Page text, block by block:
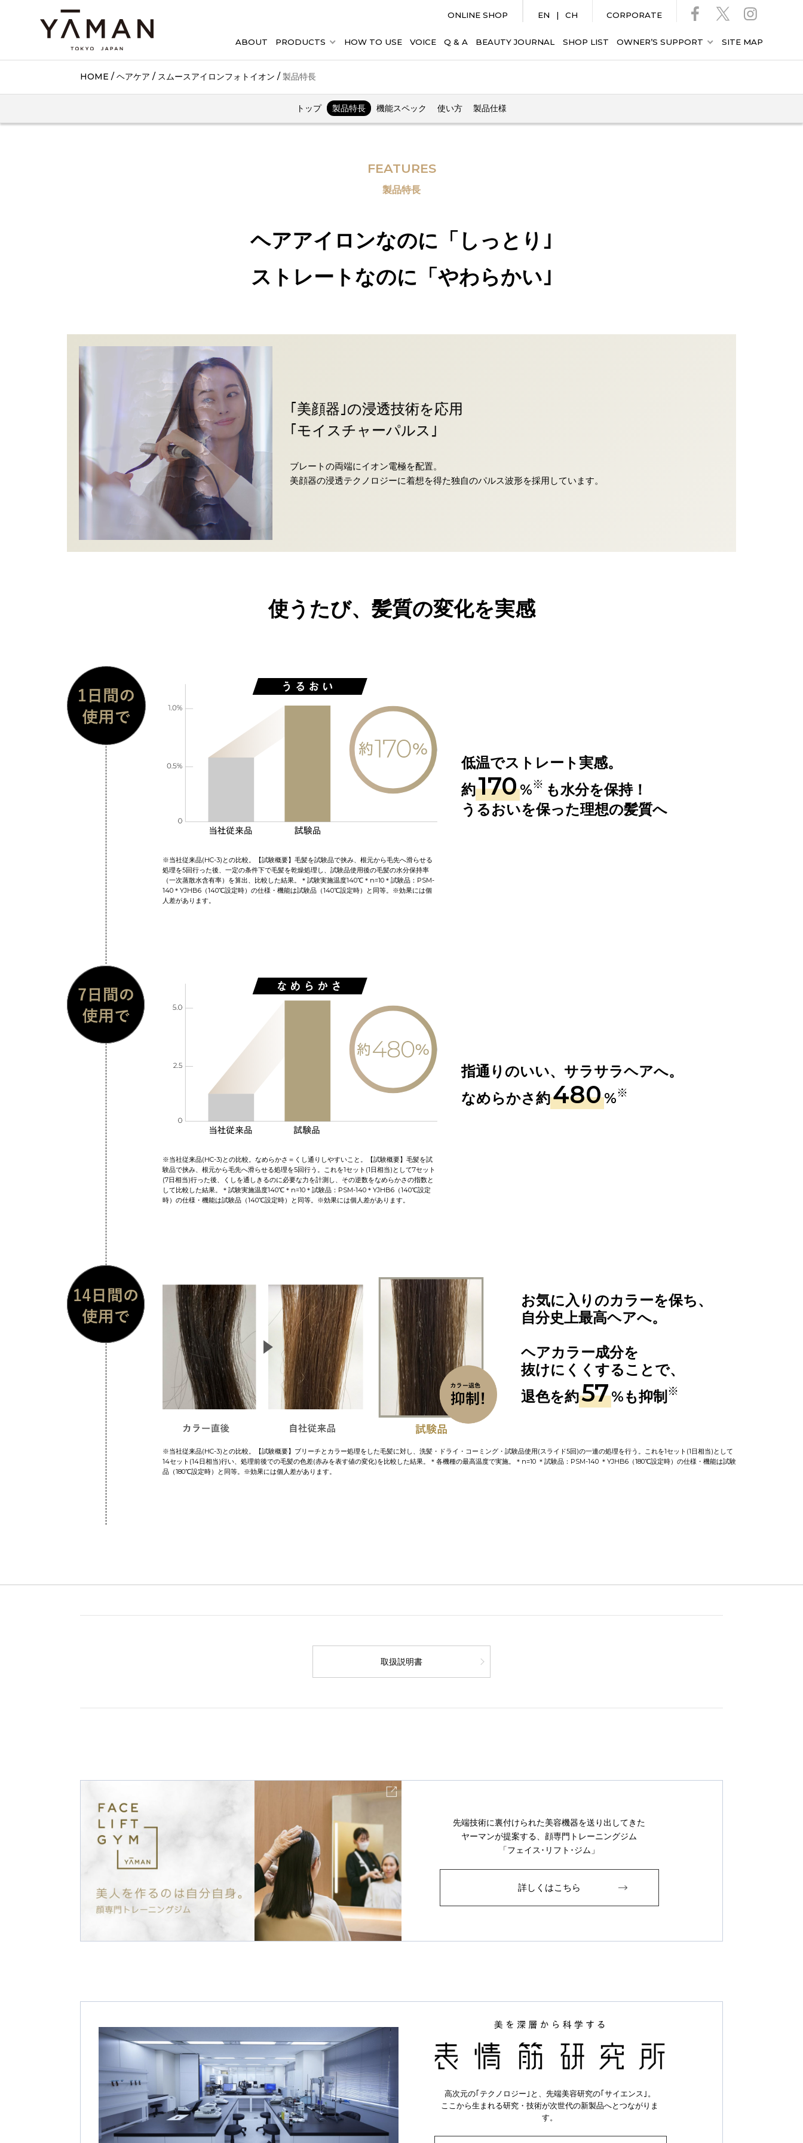
CORPORATE
EN CH
ONLINE SHOP
ABOUT PRODUCTS HOW TO USE VOICE Q & A BEAUTY JOURNAL SHOP LIST OWNER’S SUPPORT SITE MAP
HOME /ヘアケア / スムースアイロンフォトイオン /製品特長
トップ 製品特長 機能スペック 使い方 製品仕様
FEATURES
製品特長
ヘアアイロンなのに「しっとり｣
ストレートなのに「やわらかい｣
｢美顔器｣の浸透技術を応用
｢モイスチャーパルス｣
ブレートの両端にイオン電極を配置。
美顔器の浸透テクノロジーに着想を得た独自のパルス波形を採用しています。
使うたび、髪質の変化を実感
※当社従来品(HC-3)との比較。【試験概要】毛髪を試験品で挟み、根元から毛先へ滑らせる
処理を5回行った後、一定の条件下で毛髪を乾燥処理し、試験品使用後の毛髪の水分保持率
（一次蒸散水含有率）を算出、比較した結果。＊試験実施温度140℃＊n=10＊試験品：PSM-
140＊YJHB6（140℃設定時）の仕様・機能は試験品（140℃設定時）と同等。※効果には個
人差があります。
低温でストレート実感。
約170%※ も水分を保持！
うるおいを保った理想の髪質へ
※当社従来品(HC-3)との比較。なめらかさ＝くし通りしやすいこと。【試験概要】毛髪を試
験品で挟み、根元から毛先へ滑らせる処理を5回行う。これを1セット(1日相当)として7セット
(7日相当)行った後、くしを通しきるのに必要な力を計測し、その逆数をなめらかさの指数と
して比較した結果。＊試験実施温度140℃＊n=10＊試験品：PSM-140＊YJHB6（140℃設定
時）の仕様・機能は試験品（140℃設定時）と同等。※効果には個人差があります。
指通りのいい、サラサラヘアへ。
なめらかさ約480%※
お気に入りのカラーを保ち、
自分史上最高ヘアへ。
ヘアカラー成分を
抜けにくくすることで、
退色を約57%も抑制 ※
※当社従来品(HC-3)との比較。【試験概要】ブリーチとカラー処理をした毛髪に対し、洗髪・ドライ・コーミング・試験品使用(スライド5回)の一連の処理を行う。これを1セット(1日相当)として
14セット(14日相当)行い、処理前後での毛髪の色差(赤みを表す値の変化)を比較した結果。＊各機種の最高温度で実施。＊n=10 ＊試験品：PSM-140 ＊YJHB6（180℃設定時）の仕様・機能は試験
品（180℃設定時）と同等。※効果には個人差があります。
取扱説明書
先端技術に裏付けられた美容機器を送り出してきた
ヤーマンが提案する、顔専門トレーニングジム
「フェイス･リフト･ジム」
詳しくはこちら
高次元の｢テクノロジー｣と、先端美容研究の｢サイエンス｣。
ここから生まれる研究・技術が次世代の新製品へとつながりま
す。